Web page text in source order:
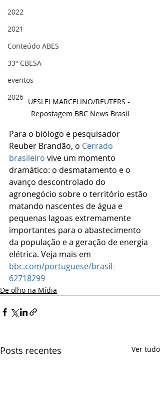
2022
2021
Conteúdo ABES
33º CBESA
eventos
2026 UESLEI MARCELINO/REUTERS -
Repostagem BBC News Brasil
Para o biólogo e pesquisador
Reuber Brandão, o Cerrado
brasileiro vive um momento
dramático: o desmatamento e o
avanço descontrolado do
agronegócio sobre o território estão
matando nascentes de água e
pequenas lagoas extremamente
importantes para o abastecimento
da população e a geração de energia
elétrica. Veja mais em
bbc.com/portuguese/brasil-
62718299
De olho na Mídia
Posts recentes Ver tudo